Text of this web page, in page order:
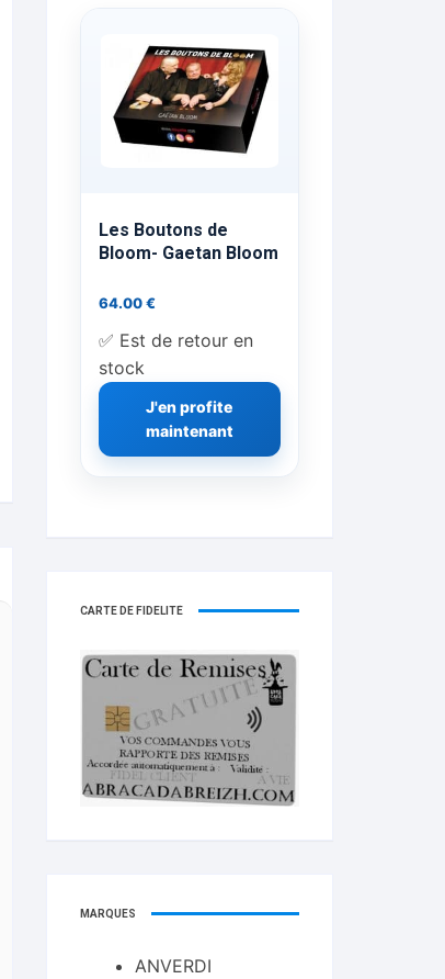
Les Boutons de
Bloom- Gaetan Bloom
64.00€
✅ Est de retour en
stock
J'en profite
maintenant
CARTE DE FIDELITÉ
MARQUES
ANVERDI